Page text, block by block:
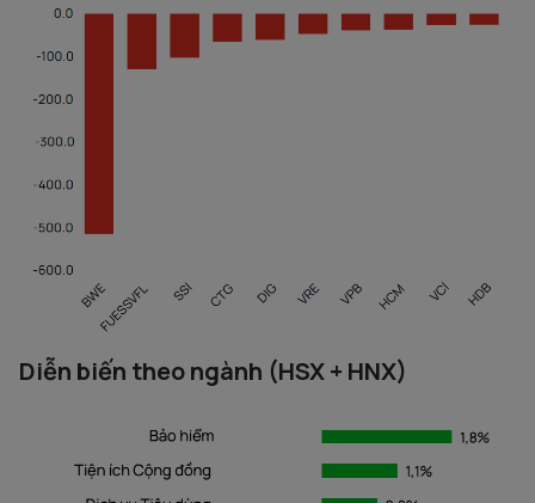
Diễn biến theo ngành (HSX + HNX)